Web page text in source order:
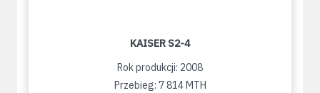
KAISER S2-4
Rok produkcji: 2008
Przebieg: 7 814 MTH